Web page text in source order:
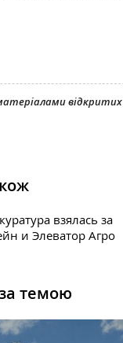
відкритих
взялась за
и Элеватор Агро
темою